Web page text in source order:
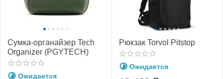
Сумка-органайзер Tech
Organizer (PGYTECH)
Ожидается
Рюкзак Torvol Pitstop
Ожидается